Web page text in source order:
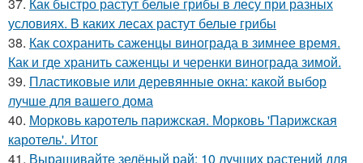
условиях. В каких лесах растут белые грибы
38. Как сохранить саженцы винограда в зимнее время.
Как и где хранить саженцы и черенки винограда зимой.
39. Пластиковые или деревянные окна: какой выбор
лучше для вашего дома
40. Морковь каротель парижская. Морковь 'Парижская
каротель'. Итог
41. Выращивайте зелёный рай: 10 лучших растений для